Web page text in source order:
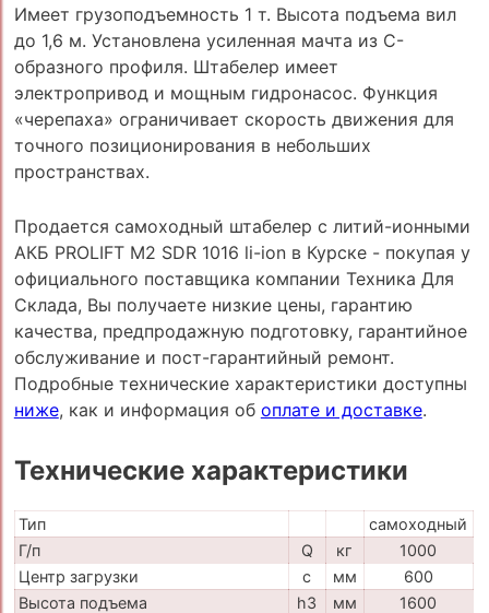
Имеет грузоподъемность 1 т. Высота подъема вил
до 1,6 м. Установлена усиленная мачта из C-
образного профиля. Штабелер имеет
электропривод и мощным гидронасос. Функция
«черепаха» ограничивает скорость движения для
точного позиционирования в небольших
пространствах.
Продается самоходный штабелер с литий-ионными
АКБ PROLIFT M2 SDR 1016 li-ion в Курске - покупая у
официального поставщика компании Техника Для
Склада, Вы получаете низкие цены, гарантию
качества, предпродажную подготовку, гарантийное
обслуживание и пост-гарантийный ремонт.
Подробные технические характеристики доступны
ниже, как и информация об оплате и доставке.
Технические характеристики
Тип
самоходный
Г/п
Q кг
1000
Центр загрузки
c мм
600
Высота подъема
h3 мм 1600